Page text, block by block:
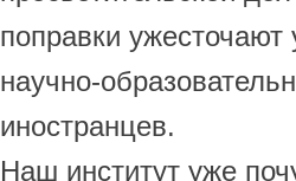
поправки ужесточают
научно-
иностранцев.
Наш институт уже